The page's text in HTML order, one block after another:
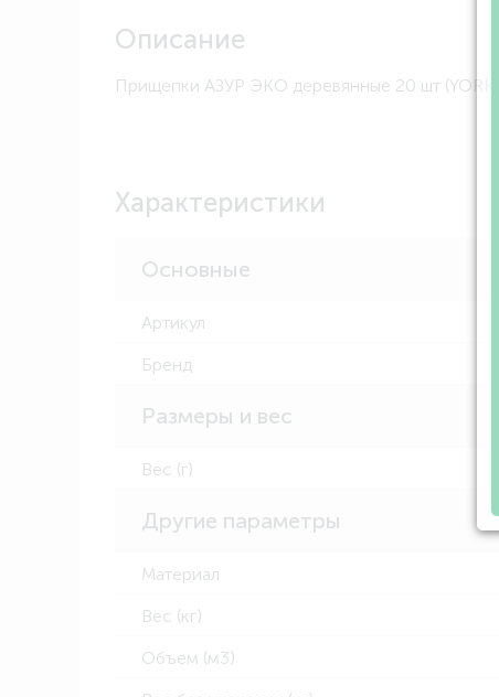
Описание
Прищепки АЗУР ЭКО деревянные 20 шт (YORK
Характеристики
Основные
Артикул
Бренд
Размеры и вес
Вес (г)
Другие параметры
Материал
Вес (кг)
Объем (м3)